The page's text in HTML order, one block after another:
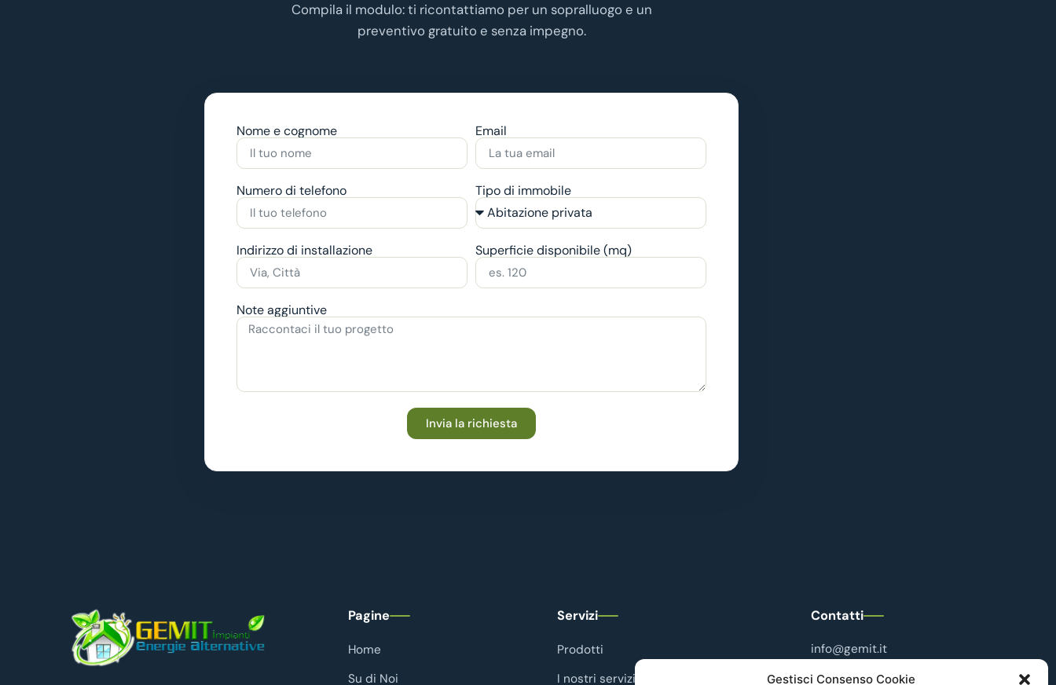
Gestisci Consenso Cookie
Compila il modulo: ti ricontattiamo per un sopralluogo e un
preventivo gratuito e senza impegno.
Nome e cognome Email
Numero di telefono Tipo di immobile
Indirizzo di installazione Superficie disponibile (mq)
Note aggiuntive
Invia la richiesta
Pagine
Home
Su di Noi
Servizi
Prodotti
I nostri servizi
Contatti
info@gemit.it
+39 3356734037